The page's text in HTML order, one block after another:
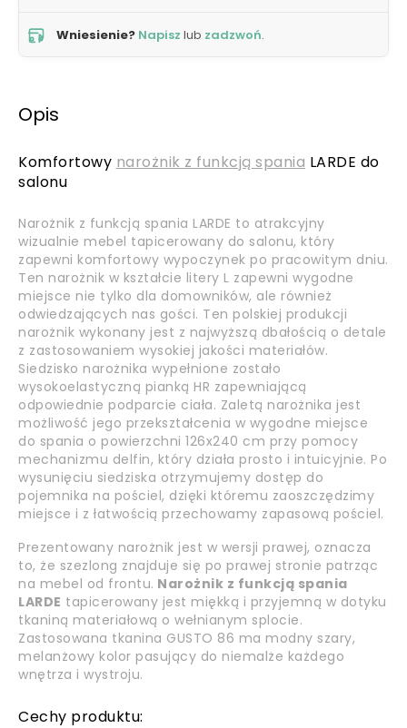
Wniesienie? Napisz lub zadzwoń.
Opis
Komfortowy narożnik z funkcją spania LARDE do
salonu
Narożnik z funkcją spania LARDE to atrakcyjny
wizualnie mebel tapicerowany do salonu, który
zapewni komfortowy wypoczynek po pracowitym dniu.
Ten narożnik w kształcie litery L zapewni wygodne
miejsce nie tylko dla domowników, ale również
odwiedzających nas gości. Ten polskiej produkcji
narożnik wykonany jest z najwyższą dbałością o detale
z zastosowaniem wysokiej jakości materiałów.
Siedzisko narożnika wypełnione zostało
wysokoelastyczną pianką HR zapewniającą
odpowiednie podparcie ciała. Zaletą narożnika jest
możliwość jego przekształcenia w wygodne miejsce
do spania o powierzchni 126x240 cm przy pomocy
mechanizmu delfin, który działa prosto i intuicyjnie. Po
wysunięciu siedziska otrzymujemy dostęp do
pojemnika na pościel, dzięki któremu zaoszczędzimy
miejsce i z łatwością przechowamy zapasową pościel.
Prezentowany narożnik jest w wersji prawej, oznacza
to, że szezlong znajduje się po prawej stronie patrząc
na mebel od frontu. Narożnik z funkcją spania
LARDE tapicerowany jest miękką i przyjemną w dotyku
tkaniną materiałową o wełnianym splocie.
Zastosowana tkanina GUSTO 86 ma modny szary,
melanżowy kolor pasujący do niemalże każdego
wnętrza i wystroju.
Cechy produktu: